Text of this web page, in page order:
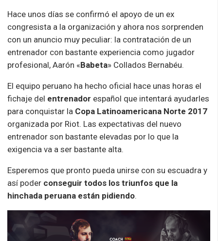
Hace unos días se confirmó el apoyo de un ex
congresista a la organización y ahora nos sorprenden
con un anuncio muy peculiar: la contratación de un
entrenador con bastante experiencia como jugador
profesional, Aarón «Babeta» Collados Bernabéu.
El equipo peruano ha hecho oficial hace unas horas el
fichaje del entrenador español que intentará ayudarles
para conquistar la Copa Latinoamericana Norte 2017
organizada por Riot. Las expectativas del nuevo
entrenador son bastante elevadas por lo que la
exigencia va a ser bastante alta.
Esperemos que pronto pueda unirse con su escuadra y
así poder conseguir todos los triunfos que la
hinchada peruana están pidiendo.